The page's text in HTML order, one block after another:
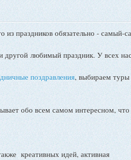
из праздников обязательно - самый-
другой любимый праздник. У всех
поздравления, выбираем туры
обо всем самом интересном, что
креативных идей, активная